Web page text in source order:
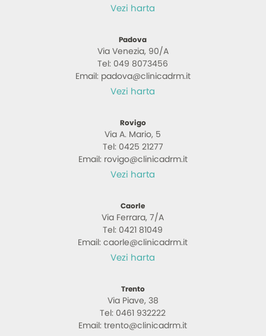
Vezi harta
Padova
Via Venezia, 90/A
Tel: 049 8073456
Email: padova@clinicadrm.it
Vezi harta
Rovigo
Via A. Mario, 5
Tel: 0425 21277
Email: rovigo@clinicadrm.it
Vezi harta
Caorle
Via Ferrara, 7/A
Tel: 0421 81049
Email: caorle@clinicadrm.it
Vezi harta
Trento
Via Piave, 38
Tel: 0461 932222
Email: trento@clinicadrm.it